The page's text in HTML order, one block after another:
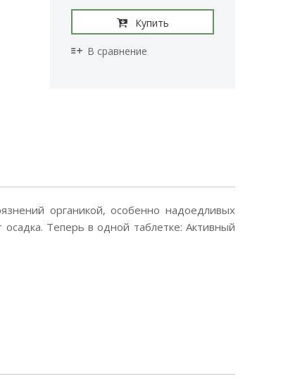
Купить
В сравнение
органикой, особенно надоедливых
Теперь в одной таблетке: Активный